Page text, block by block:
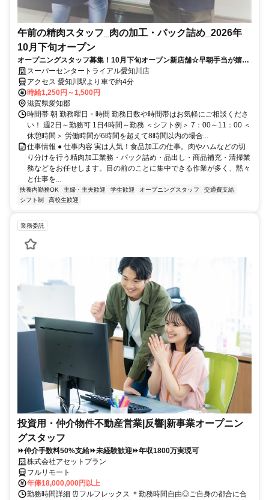
午前の精肉スタッフ_肉の加工・パック詰め_2026年
10月下旬オープン
オープニングスタッフ募集！10月下旬オープン新店舗☆早朝手当が嬉し
い♪朝の時間を有効活用♪
スーパーセンタートライアル愛知川店
アクセス 愛知川駅より車で約4分
時給1,250円～1,500円
滋賀県愛知郡
時間帯 朝 勤務曜日・時間 勤務日数や時間帯はお気軽にご相談くださ
い！ 週2日～勤務可 1日4時間～勤務 ＜シフト例＞ 7：00～11：00 ＜
休憩時間＞ 労働時間が6時間を超えて8時間以内の場合...
仕事情報 ● 仕事内容 実は人気！食品加工の仕事。肉やハムなどの切
り分けを行う精肉加工業務・パック詰め・品出し・商品補充・清掃業
務などをお任せします。目の前のことに集中できる作業が多く、黙々
と仕事を...
扶養内勤務OK 主婦・主夫歓迎 学生歓迎 オープニングスタッフ
交通費支給
シフト制
高校生歓迎
業務委託
投資用・仲介物件不動産営業|反響|新事業オープニン
グスタッフ
⏩仲介手数料50%支給⏩未経験歓迎⏩年収1800万実現可
株式会社アセットプラン
フルリモート
年俸18,000,000円以上
勤務時間詳細 ⏰フルフレックス ＊勤務時間自由◎ご自身の都合に合